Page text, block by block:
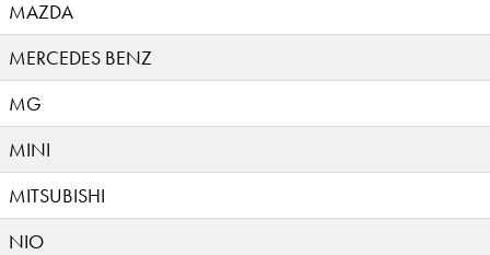
MAZDA
MERCEDES BENZ
MG
MINI
MITSUBISHI
NIO